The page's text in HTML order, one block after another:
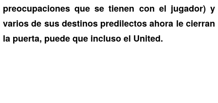
preocupaciones que se tienen con el jugador) y
varios de sus destinos predilectos ahora le cierran
la puerta, puede que incluso el United.